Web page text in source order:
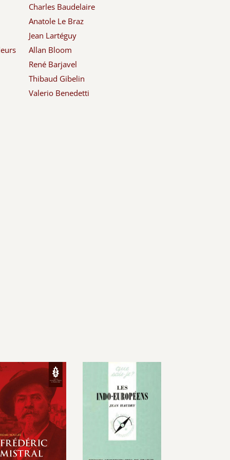
Charles Baudelaire
Anatole Le Braz
Jean Lartéguy
Allan Bloom
René Barjavel
Thibaud Gibelin
Valerio Benedetti